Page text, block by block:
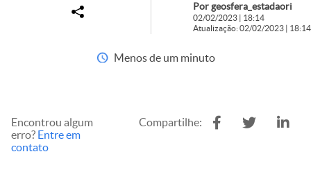
Por geosfera_estadaori
02/02/2023 | 18:14
Atualização: 02/02/2023 | 18:14
Menos de um minuto
Encontrou algum
erro? Entre em
contato
Compartilhe: